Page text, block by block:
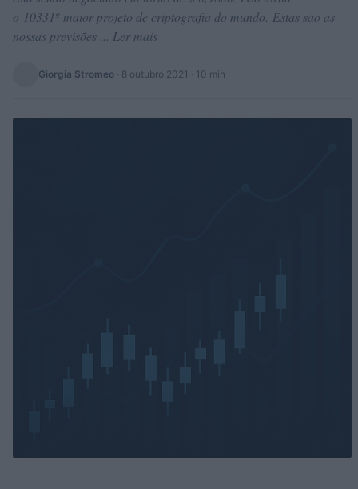
o 10331º maior projeto de criptografia do mundo. Estas são as
nossas previsões ... Ler mais
Giorgia Stromeo · 8 outubro 2021 · 10 min